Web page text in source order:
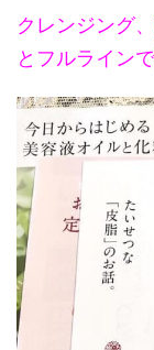
クレンジング
とフルライン